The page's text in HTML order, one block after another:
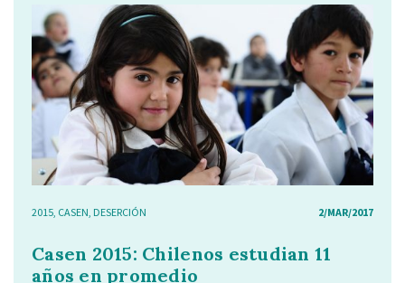
2015 CASEN DESERCIÓN 2/MAR/2017
Casen 2015: Chilenos estudian 11
años en promedio